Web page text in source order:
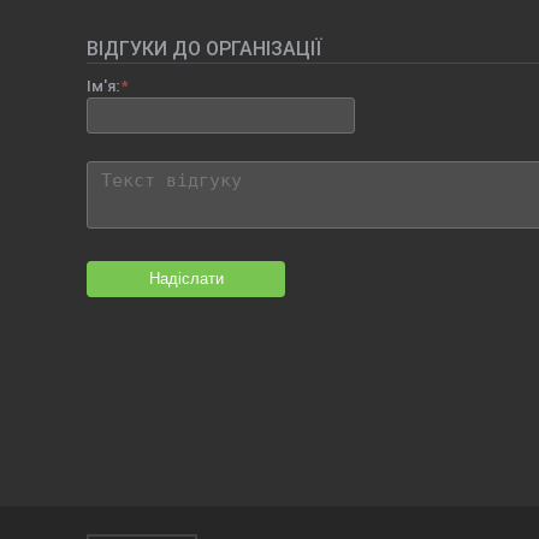
ВІДГУКИ ДО ОРГАНІЗАЦІЇ
Ім'я:
Надіслати